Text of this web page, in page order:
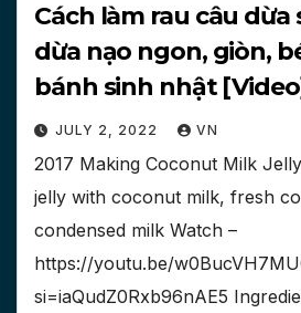
Cách làm rau câu dừa
dừa nạo ngon, giòn,
bánh sinh nhật
JULY 2, 2022 VN
2017 Making Coconut Milk
jelly with coconut milk, fresh
condensed milk Watch –
https://youtu.be/
si=iaQudZ0Rxb96nAE5